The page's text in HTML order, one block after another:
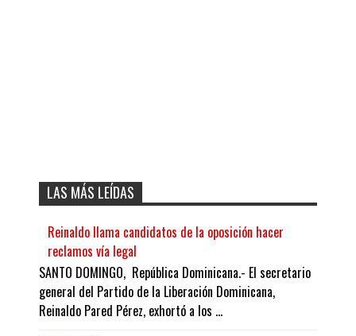
LAS MÁS LEÍDAS
Reinaldo llama candidatos de la oposición hacer
reclamos vía legal
SANTO DOMINGO, República Dominicana.- El secretario
general del Partido de la Liberación Dominicana,
Reinaldo Pared Pérez, exhortó a los ...